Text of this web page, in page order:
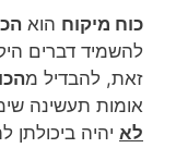
כוח מיקוח הוא
להשמיד דברים
זאת, להבדיל מ
אומות תעשינה
לא יהיה